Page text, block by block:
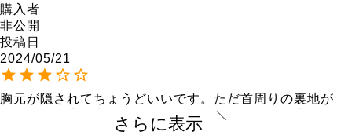
購入者
非公開
投稿日
2024/05/21
胸元が隠されてちょうどいいです。ただ首周りの裏地が
ペラペラと表に出てしまうのが気になりました。少し首
周りが伸びやすいかなと思います。
さらに表示